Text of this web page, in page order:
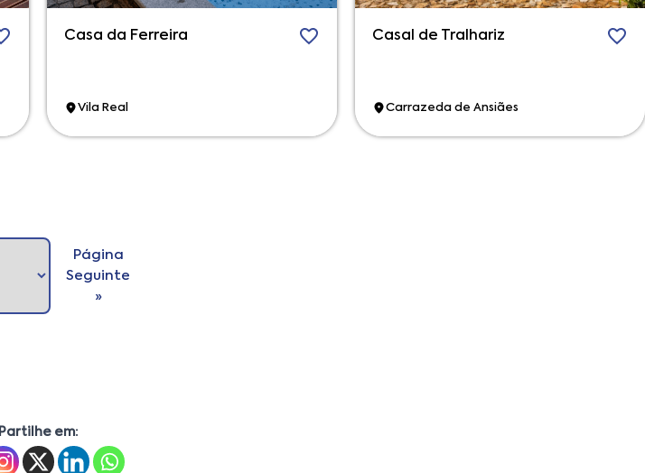
Casa da Ferreira
Vila Real
Casal de Tralhariz
Carrazeda de Ansiães
Página
Seguinte
»
Partilhe em: